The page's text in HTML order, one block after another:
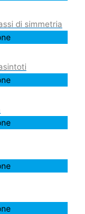
di simmetria